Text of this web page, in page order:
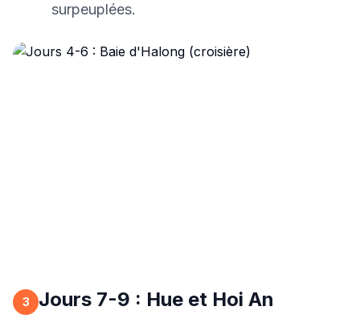
surpeuplées.
3 Jours 7-9 : Hue et Hoi An